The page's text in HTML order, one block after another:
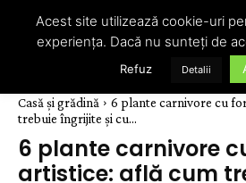
Casă și grădină
6 plante carnivore cu
trebuie îngrijite și cu...
6 plante carnivore
artistice: află cum
Acest site utilizează cookie-uri
experiența. Dacă nu sunteți de
Refuz Detalii